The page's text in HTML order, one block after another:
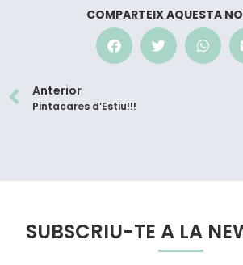
COMPARTEIX AQUESTA
Anterior
Pintacares d’Estiu!!!
SUBSCRIU-TE A LA